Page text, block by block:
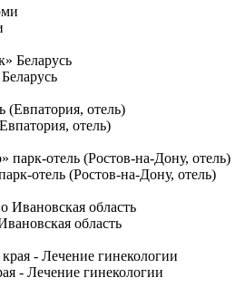
отель)
отель (Ростов-на-Дону, отель)
область
- Лечение гинекологии